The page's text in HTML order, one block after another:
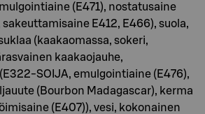
(E471), nostatusaine
E412, E466), suola,
(kaakaomassa, sokeri,
kaakaojauhe,
SOIJA, emulgointiaine (E476),
(Bourbon Madagascar), kerma
(E407)), vesi, kokonainen